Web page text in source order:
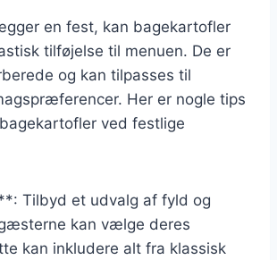
en fest, kan bagekartofler
tilføjelse til menuen. De er
og kan tilpasses til
Her er nogle tips
ved festlige
Tilbyd et udvalg af fyld og
kan vælge deres
kan inkludere alt fra klassisk